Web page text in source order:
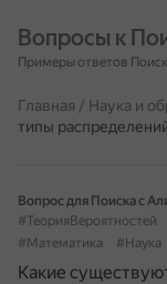
Вопросы к
Примеры ответов
Главная / Наука и
типы
Вопрос для Поиска с
#ТеорияВероятностей
#Математика
#Наука
Какие